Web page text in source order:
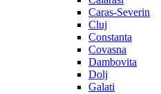
Caras-Severin
Cluj
Constanta
Covasna
Dambovita
Dolj
Galati